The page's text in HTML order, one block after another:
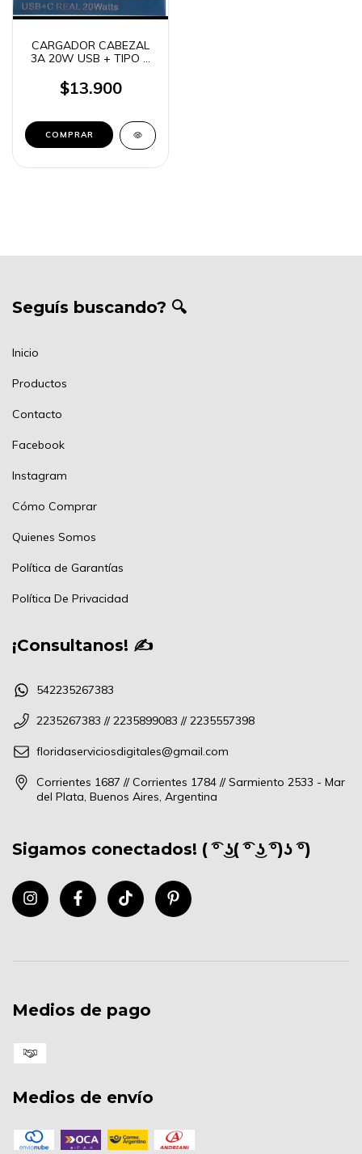
CARGADOR CABEZAL
3A 20W USB + TIPO C
$13.900
Seguís buscando? 🔍
Inicio
Productos
Contacto
Facebook
Instagram
Cómo Comprar
Quienes Somos
Política de Garantías
Política De Privacidad
¡Consultanos! ✍
542235267383
2235267383 // 2235899083 // 2235557398
floridaserviciosdigitales@gmail.com
Corrientes 1687 // Corrientes 1784 // Sarmiento 2533 - Mar
del Plata, Buenos Aires, Argentina
Sigamos conectados! ( ͡° ͜ʖ( ͡° ͜ʖ ͡°)ʖ ͡°)
Medios de pago
Medios de envío